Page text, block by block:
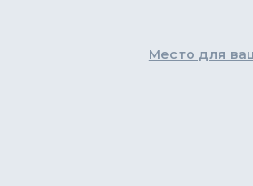
Место для